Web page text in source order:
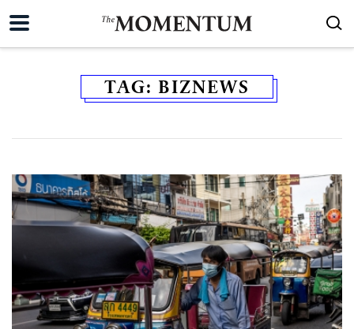
TAG: BIZNEWS